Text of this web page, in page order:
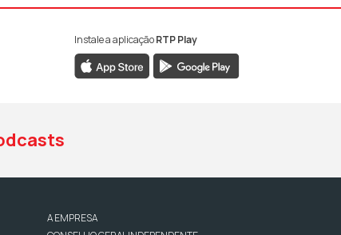
da RTP Antena 1
da RTP Antena 1
da RTP Antena 1
Instale a aplicaçãoRTP Play
A EMPRESA